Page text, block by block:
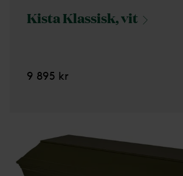
Kista Klassisk,vit
9 895 kr